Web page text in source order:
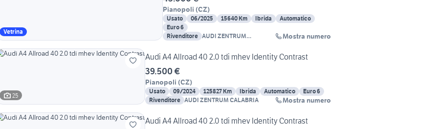
Vetrina
Pianopoli (CZ)
Usato 06/2025 15640 Km Ibrida
Automatico
Euro 6
Rivenditore AUDI ZENTRUM
Mostra numero
25
Audi A4 Allroad 40 2.0 tdi mhev Identity Contrast
39.500 €
Pianopoli (CZ)
Usato 09/2024 125827 Km Ibrida Automatico
Euro 6
Rivenditore AUDI ZENTRUM CALABRIA Mostra numero
Audi A4 Allroad 40 2.0 tdi mhev Identity Contrast